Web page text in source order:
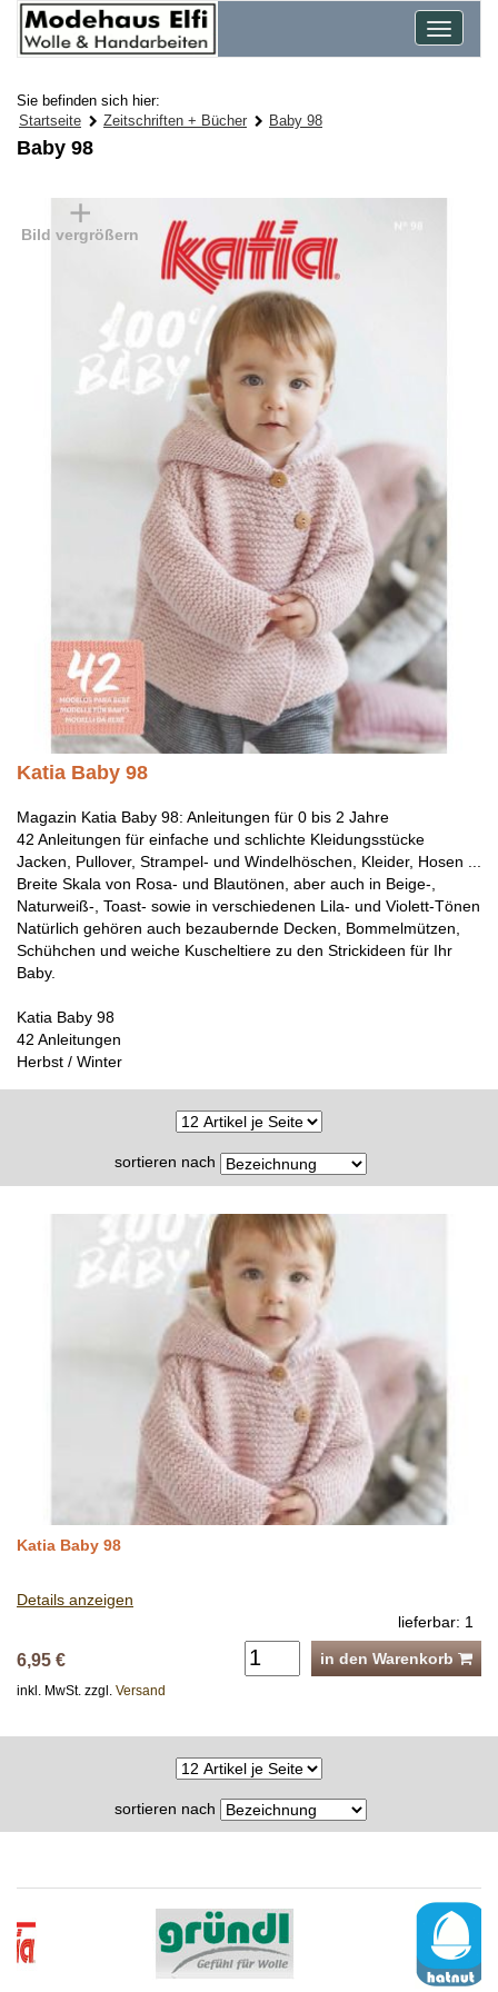
Toggle
Sie befinden sich hier:
Startseite
Zeitschriften + Bücher Baby 98
Baby 98
Bild vergrößern
Katia Baby 98
Magazin Katia Baby 98: Anleitungen für 0 bis 2 Jahre
42 Anleitungen für einfache und schlichte Kleidungsstücke
Jacken, Pullover, Strampel- und Windelhöschen, Kleider, Hosen ...
Breite Skala von Rosa- und Blautönen, aber auch in Beige-,
Naturweiß-, Toast- sowie in verschiedenen Lila- und Violett-Tönen
Natürlich gehören auch bezaubernde Decken, Bommelmützen,
Schühchen und weiche Kuscheltiere zu den Strickideen für Ihr
Baby.
Katia Baby 98
42 Anleitungen
Herbst / Winter
sortieren nach
Katia Baby 98
Details anzeigen
lieferbar: 1
6,95 € in den Warenkorb
inkl. MwSt. zzgl. Versand
sortieren nach